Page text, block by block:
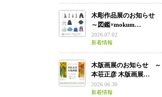
木彫作品展のお知らせ
～図鑑×mokum…
2026.07.02
新着情報
木版画展のお知らせ ～
本荘正彦 木版画展…
2026.06.30
新着情報